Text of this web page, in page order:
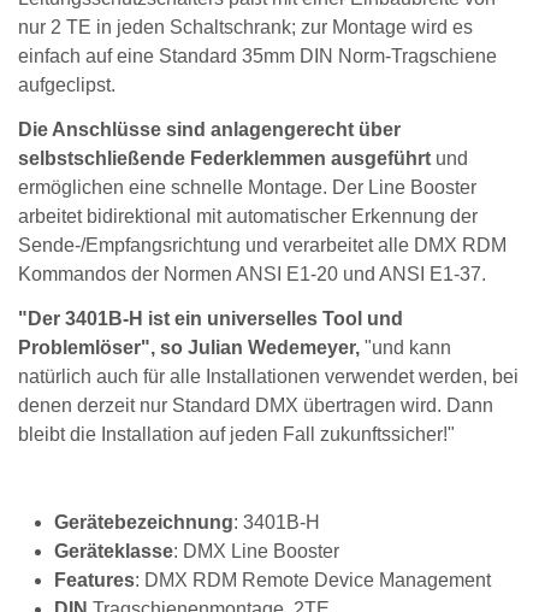
nur 2 TE in jeden Schaltschrank; zur Montage wird es
einfach auf eine Standard 35mm DIN Norm-Tragschiene
aufgeclipst.
Die Anschlüsse sind anlagengerecht über
selbstschließende Federklemmen ausgeführt und
ermöglichen eine schnelle Montage. Der Line Booster
arbeitet bidirektional mit automatischer Erkennung der
Sende-/Empfangsrichtung und verarbeitet alle DMX RDM
Kommandos der Normen ANSI E1-20 und ANSI E1-37.
"Der 3401B-H ist ein universelles Tool und
Problemlöser", so Julian Wedemeyer, "und kann
natürlich auch für alle Installationen verwendet werden, bei
denen derzeit nur Standard DMX übertragen wird. Dann
bleibt die Installation auf jeden Fall zukunftssicher!"
Gerätebezeichnung: 3401B-H
Geräteklasse: DMX Line Booster
Features: DMX RDM Remote Device Management